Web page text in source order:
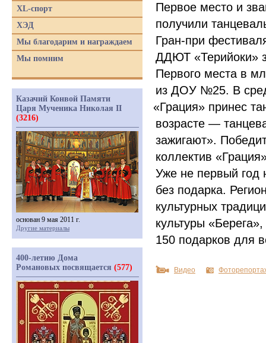
Первое место и
получили
Гран-при
ДДЮТ «Терийоки»
Первого места в
из ДОУ №25. В
«Грация» принес
возрасте —
зажигают».
коллектив «
Уже не первый год
без подарка.
культурных
культуры «
150 подарков для
Видео
XL-спорт
ХЭД
Мы благодарим и награждаем
Мы помним
Казачий Конвой Памяти
Царя Мученика Николая II
(3216)
основан 9 мая 2011 г.
Другие материалы
400-летию Дома
Романовых посвящается (577)